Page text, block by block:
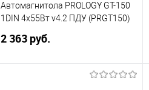
Автомагнитола PROLOGY GT-150
1DIN 4x55Вт v4.2 ПДУ (PRGT150)
2 363 руб.